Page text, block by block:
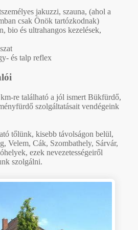
jakuzzi, szauna, (ahol a
csak Önök tartózkodnak)
bio és ultrahangos kezelések,
és talp reflex
re található a jól ismert Bükfürdő,
szolgáltatásait vendégeink
tőlünk, kisebb távolságon belül,
Velem, Cák, Szombathely, Sárvár,
ezek nevezetességeiről
szolgálni.